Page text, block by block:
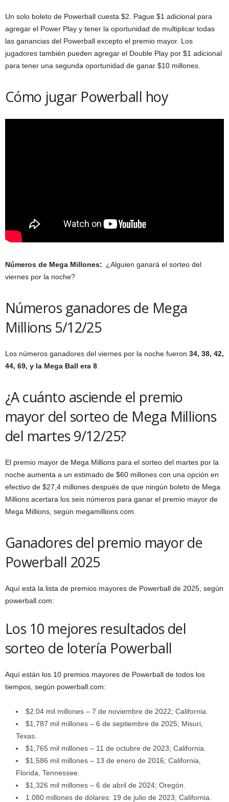
Un solo boleto de Powerball cuesta $2. Pague $1 adicional para
agregar el Power Play y tener la oportunidad de multiplicar todas
las ganancias del Powerball excepto el premio mayor. Los
jugadores también pueden agregar el Double Play por $1 adicional
para tener una segunda oportunidad de ganar $10 millones.
Cómo jugar Powerball hoy
Números de Mega Millones: ¿Alguien ganará el sorteo del
viernes por la noche?
Números ganadores de Mega
Millions 5/12/25
Los números ganadores del viernes por la noche fueron 34, 38, 42,
44, 69, y la Mega Ball era 8
¿A cuánto asciende el premio
mayor del sorteo de Mega Millions
del martes 9/12/25?
El premio mayor de Mega Millions para el sorteo del martes por la
noche aumenta a un estimado de $60 millones con una opción en
efectivo de $27,4 millones después de que ningún boleto de Mega
Millions acertara los seis números para ganar el premio mayor de
Mega Millions, según megamillions.com.
Ganadores del premio mayor de
Powerball 2025
Aquí está la lista de premios mayores de Powerball de 2025, según
powerball.com:
Los 10 mejores resultados del
sorteo de lotería Powerball
Aquí están los 10 premios mayores de Powerball de todos los
tiempos, según powerball.com:
$2.04 mil millones – 7 de noviembre de 2022; California.
$1,787 mil millones – 6 de septiembre de 2025; Misuri,
Texas.
$1,765 mil millones – 11 de octubre de 2023; California.
$1,586 mil millones – 13 de enero de 2016; California,
Florida, Tennessee.
$1,326 mil millones – 6 de abril de 2024; Oregón.
1.080 millones de dólares: 19 de julio de 2023; California.